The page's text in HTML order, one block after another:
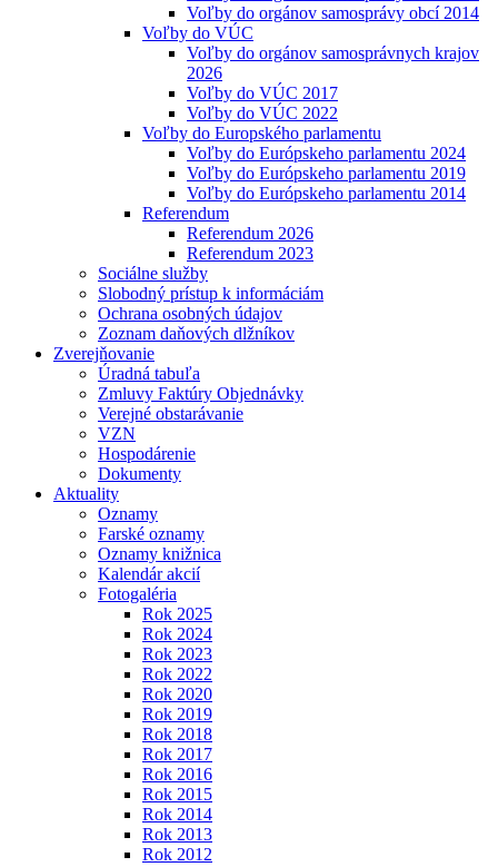
Voľby do orgánov samosprávy obcí 2014
Voľby do VÚC
Voľby do orgánov samosprávnych krajov
2026
Voľby do VÚC 2017
Voľby do VÚC 2022
Voľby do Europského parlamentu
Voľby do Európskeho parlamentu 2024
Voľby do Európskeho parlamentu 2019
Voľby do Európskeho parlamentu 2014
Referendum
Referendum 2026
Referendum 2023
Sociálne služby
Slobodný prístup k informáciám
Ochrana osobných údajov
Zoznam daňových dlžníkov
Zverejňovanie
Úradná tabuľa
Zmluvy Faktúry Objednávky
Verejné obstarávanie
VZN
Hospodárenie
Dokumenty
Aktuality
Oznamy
Farské oznamy
Oznamy knižnica
Kalendár akcií
Fotogaléria
Rok 2025
Rok 2024
Rok 2023
Rok 2022
Rok 2020
Rok 2019
Rok 2018
Rok 2017
Rok 2016
Rok 2015
Rok 2014
Rok 2013
Rok 2012